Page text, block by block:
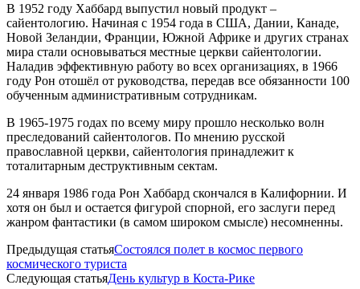
В 1952 году Хаббард выпустил новый продукт –
сайентологию. Начиная с 1954 года в США, Дании, Канаде,
Новой Зеландии, Франции, Южной Африке и других странах
мира стали основываться местные церкви сайентологии.
Наладив эффективную работу во всех организациях, в 1966
году Рон отошёл от руководства, передав все обязанности 100
обученным административным сотрудникам.
В 1965-1975 годах по всему миру прошло несколько волн
преследований сайентологов. По мнению русской
православной церкви, сайентология принадлежит к
тоталитарным деструктивным сектам.
24 января 1986 года Рон Хаббард скончался в Калифорнии. И
хотя он был и остается фигурой спорной, его заслуги перед
жанром фантастики (в самом широком смысле) несомненны.
Предыдущая статьяСостоялся полет в космос первого
космического туриста
Следующая статьяДень культур в Коста-Рике